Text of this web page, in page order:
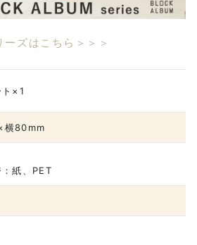
ズはこちら＞＞＞
ト×1
横80mm
紙、PET